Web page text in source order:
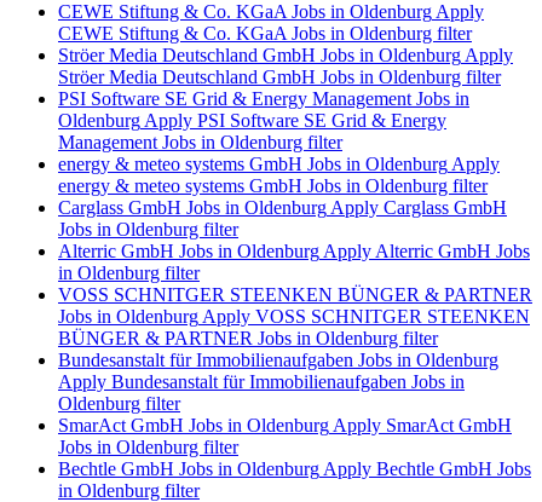
CEWE Stiftung & Co. KGaA Jobs in Oldenburg Apply
CEWE Stiftung & Co. KGaA Jobs in Oldenburg filter
Ströer Media Deutschland GmbH Jobs in Oldenburg Apply
Ströer Media Deutschland GmbH Jobs in Oldenburg filter
PSI Software SE Grid & Energy Management Jobs in
Oldenburg Apply PSI Software SE Grid & Energy
Management Jobs in Oldenburg filter
energy & meteo systems GmbH Jobs in Oldenburg Apply
energy & meteo systems GmbH Jobs in Oldenburg filter
Carglass GmbH Jobs in Oldenburg Apply Carglass GmbH
Jobs in Oldenburg filter
Alterric GmbH Jobs in Oldenburg Apply Alterric GmbH Jobs
in Oldenburg filter
VOSS SCHNITGER STEENKEN BÜNGER & PARTNER
Jobs in Oldenburg Apply VOSS SCHNITGER STEENKEN
BÜNGER & PARTNER Jobs in Oldenburg filter
Bundesanstalt für Immobilienaufgaben Jobs in Oldenburg
Apply Bundesanstalt für Immobilienaufgaben Jobs in
Oldenburg filter
SmarAct GmbH Jobs in Oldenburg Apply SmarAct GmbH
Jobs in Oldenburg filter
Bechtle GmbH Jobs in Oldenburg Apply Bechtle GmbH Jobs
in Oldenburg filter